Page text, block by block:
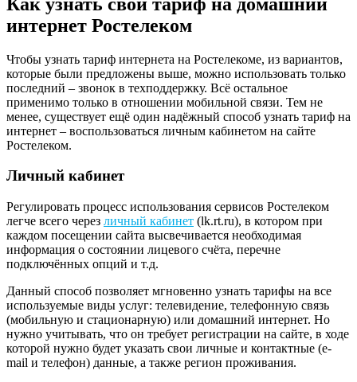
интернет Ростелеком
Чтобы узнать тариф интернета на Ростелекоме, из вариантов,
которые были предложены выше, можно использовать только
последний – звонок в техподдержку. Всё остальное
применимо только в отношении мобильной связи. Тем не
менее, существует ещё один надёжный способ узнать тариф на
интернет – воспользоваться личным кабинетом на сайте
Ростелеком.
Личный кабинет
Регулировать процесс использования сервисов Ростелеком
легче всего через личный кабинет (lk.rt.ru), в котором при
каждом посещении сайта высвечивается необходимая
информация о состоянии лицевого счёта, перечне
подключённых опций и т.д.
Данный способ позволяет мгновенно узнать тарифы на все
используемые виды услуг: телевидение, телефонную связь
(мобильную и стационарную) или домашний интернет. Но
нужно учитывать, что он требует регистрации на сайте, в ходе
которой нужно будет указать свои личные и контактные (e-
mail и телефон) данные, а также регион проживания.